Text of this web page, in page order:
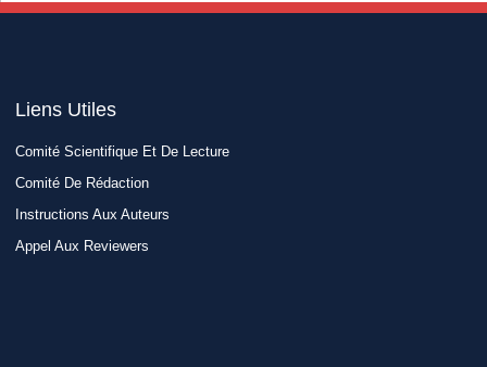
Liens Utiles​
Comité Scientifique Et De Lecture
Comité De Rédaction
Instructions Aux Auteurs
Appel Aux Reviewers